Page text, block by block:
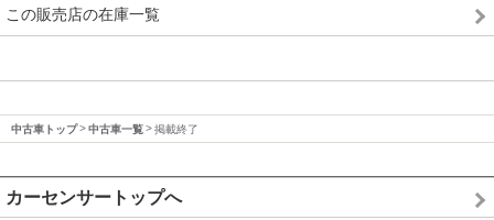
この販売店の在庫一覧
中古車トップ 中古車一覧 掲載終了
カーセンサートップへ